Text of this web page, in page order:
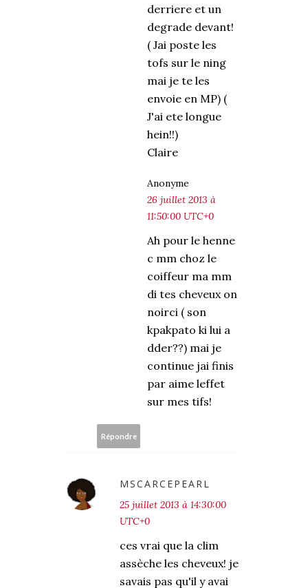
derriere et un
degrade devant!
( Jai poste les
tofs sur le ning
mai je te les
envoie en MP) (
J'ai ete longue
hein!!)
Claire
Anonyme
26 juillet 2013 à
11:50:00 UTC+0
Ah pour le henne
c mm choz le
coiffeur ma mm
di tes cheveux on
noirci ( son
kpakpato ki lui a
dder??) mai je
continue jai finis
par aime leffet
sur mes tifs!
Répondre
MSCARCEPEARL
25 juillet 2013 à 14:30:00
UTC+0
ces vrai que la clim
assèche les cheveux! je
savais pas qu'il y avai